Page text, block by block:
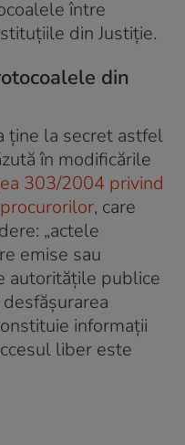
între
din Justiţie.
din
ţine la secret astfel
în modificările
303/2004 privind
, care
„actele
emise sau
autorităţile publice
informaţii
liber este